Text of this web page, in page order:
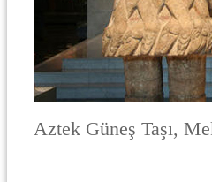
Aztek Güneş Taşı,